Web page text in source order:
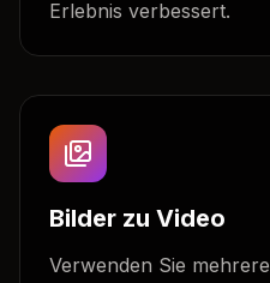
Erlebnis verbessert.
Bilder zu Video
Verwenden Sie